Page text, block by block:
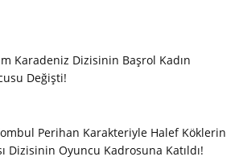
Karadeniz Dizisinin Başrol Kadın
Değişti!
Perihan Karakteriyle Halef Köklerin
Dizisinin Oyuncu Kadrosuna Katıldı!